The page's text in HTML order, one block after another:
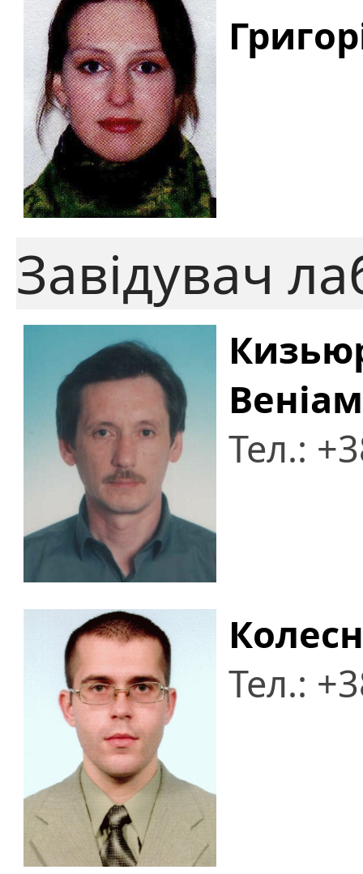
Завідувач
Тел.:
Тел.: